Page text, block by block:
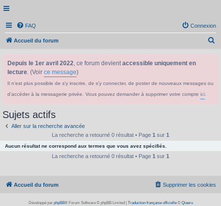
FAQ Connexion
Accueil du forum
Depuis le 1er avril 2022, ce forum devientaccessible uniquement en
lecture. (Voir ce message)
Il n'est plus possible de s'y inscrire, de s'y connecter, de poster de nouveaux messages ou
d'accéder à la messagerie privée. Vous pouvez demander à supprimer votre compte ici
Sujets actifs
Aller sur la recherche avancée
La recherche a retourné 0 résultat • Page 1 sur 1
Aucun résultat ne correspond aux termes que vous avez spécifiés.
La recherche a retourné 0 résultat • Page 1 sur 1
Accueil du forum Supprimer les cookies
Développé par phpBB® Forum Software © phpBB Limited Traduction française officielle© Qiaeru